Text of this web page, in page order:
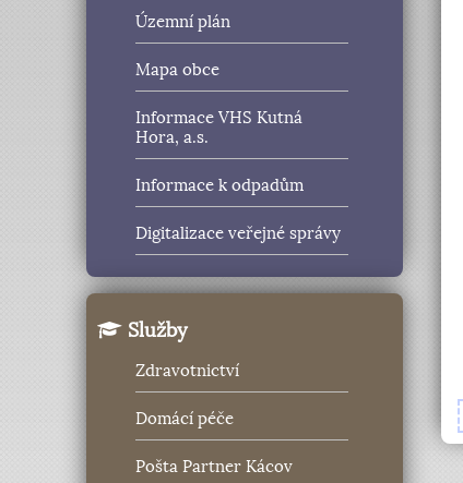
Územní plán
Mapa obce
Informace VHS Kutná
Hora, a.s.
Informace k odpadům
Digitalizace veřejné správy
Služby
Zdravotnictví
Domácí péče
Pošta Partner Kácov